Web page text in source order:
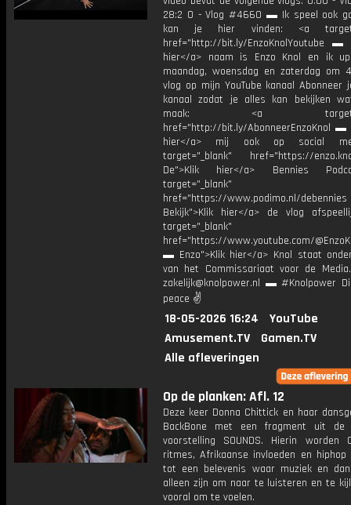
28:2 0 - Vlog #4660 ▬ Ik speel ook
kan je hier vinden: <a
href="http://bit.ly/EnzoKnolYoutube ▬
hier</a> naam is Enzo Knol en ik
maandag, woensdag en zaterdag om
vlog op mijn YouTube kanaal Abonneer
kanaal zodat je alles kan bekijken
maak: <a
href="http://bit.ly/AbonneerEnzoKnol ▬
hier</a> mij ook op social
target="_blank" href="https://
De">Klik hier</a> Bennies
target="_blank"
href="https://www.podimo.nl/debennies
Bekijk">Klik hier</a> de vlog
target="_blank"
href="https://www.youtube.com/
▬ Enzo">Klik hier</a> Knol staat
van het Commissariaat voor de
zakelijk@knolpower.nl ▬ #Knolpower
peace ✌
18-05-2026 16:24
YouTube
Amusement.TV
Gamen.TV
Alle afleveringen
Op de planken: Afl. 12
Deze keer Donna Chittick en haar
BackBone met een fragment uit de
voorstelling SOUNDS. Hierin worden
ritmes, Afrikaanse invloeden en hiphop
tot een belevenis waar muziek en
alleen zijn om naar te luisteren en te
vooral om te voelen.